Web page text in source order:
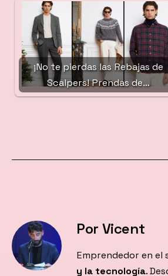
¡No te pierdas las Rebajas de
Scalpers! Prendas de…
Por Vicent
Emprendedor en el
y la tecnología.